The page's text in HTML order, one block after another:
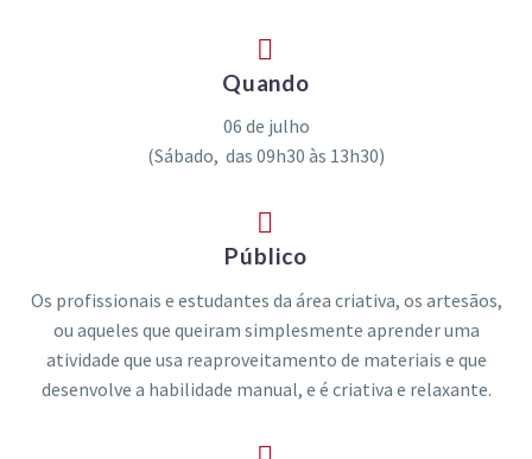


Quando
06 de julho
(Sábado, das 09h30 às 13h30)


Público
Os profissionais e estudantes da área criativa, os artesãos,
ou aqueles que queiram simplesmente aprender uma
atividade que usa reaproveitamento de materiais e que
desenvolve a habilidade manual, e é criativa e relaxante.